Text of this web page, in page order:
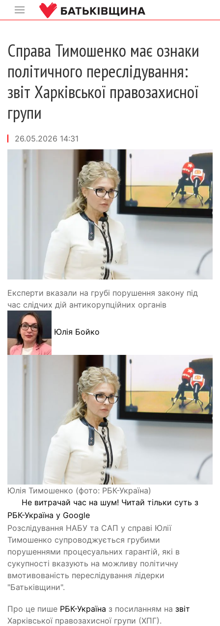
Справа Тимошенко має ознаки
політичного переслідування:
звіт Харківської правозахисної
групи
26.05.2026 14:31
Експерти вказали на грубі порушення закону під
час слідчих дій антикорупційних органів
Юлія Бойко
Юлія Тимошенко (фото: РБК-Україна)
Не витрачай час на шум! Читай тільки суть з
РБК-Україна у Google
Розслідування НАБУ та САП у справі Юлії
Тимошенко супроводжується грубими
порушеннями процесуальних гарантій, які в
сукупності вказують на можливу політичну
вмотивованість переслідування лідерки
"Батьківщини".
Про це пише РБК-Україна з посиланням на звіт
Харківської правозахисної групи (ХПГ).